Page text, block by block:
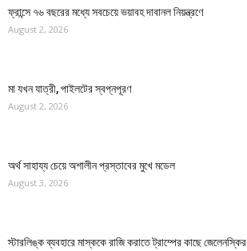
ফ্রান্সে ৭৬ বছরের মধ্যে সবচেয়ে ভয়াবহ দাবানল নিয়ন্ত্রণে
August 2, 2026
মা যখন যাত্রী, পাইলটের স্বপ্নপূরণ
August 2, 2026
অর্থ সাহায্য চেয়ে অশালীন প্রস্তাবের মুখে মডেল
August 3, 2026
স্টারলিঙ্ক ব্যবহারে মাস্ককে রাজি করাতে ট্রাম্পের কাছে জেলেনস্কির